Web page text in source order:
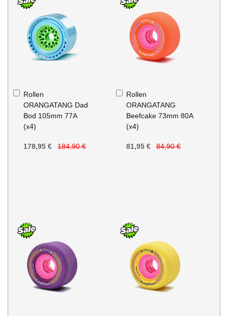
Rollen
ORANGATANG Dad
Bod 105mm 77A
(x4)
178,95 € 184,90 €
In
den
Warenkorb
Rollen
ORANGATANG
Beefcake 73mm 80A
(x4)
81,95 € 84,90 €
In
den
Warenkorb